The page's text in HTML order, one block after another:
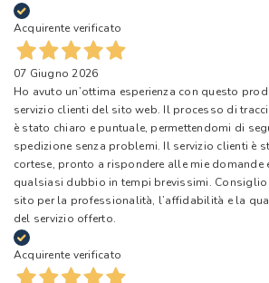
Acquirente verificato
07 Giugno 2026
Ho avuto un’ottima esperienza con questo
servizio clienti del sito web. Il processo di
è stato chiaro e puntuale, permettendomi di
spedizione senza problemi. Il servizio clienti è
cortese, pronto a rispondere alle mie domande
qualsiasi dubbio in tempi brevissimi. Consiglio
sito per la professionalità, l’affidabilità e la
del servizio offerto.
Acquirente verificato